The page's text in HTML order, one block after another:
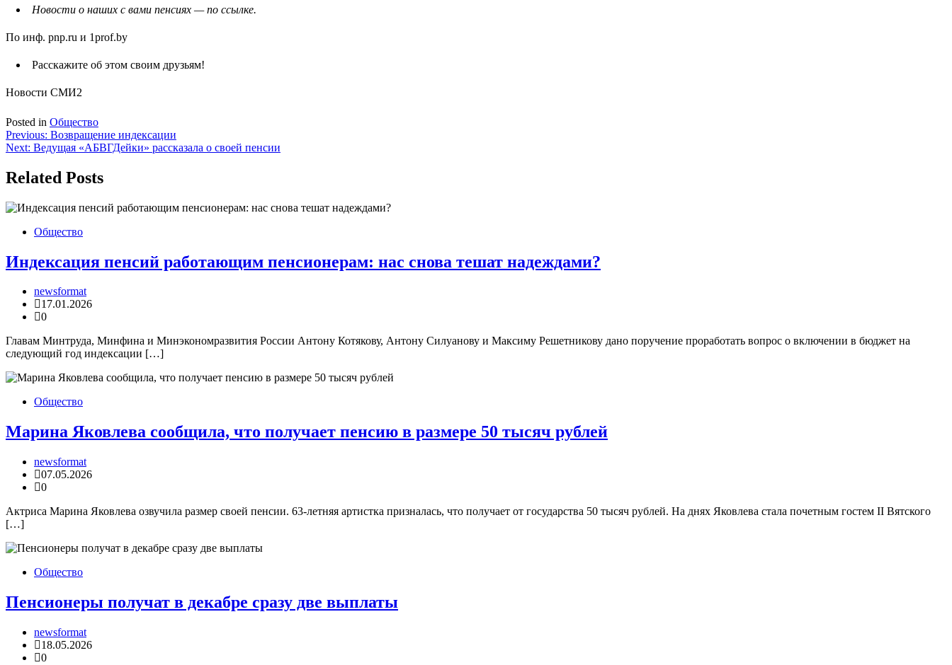
Новости о наших с вами пенсиях — по ссылке.
По инф. pnp.ru и 1prof.by
Расскажите об этом своим друзьям!
Новости СМИ2
Posted in Общество
Навигация
по
записям
Previous: Возвращение индексации
Next: Ведущая «АБВГДейки» рассказала о своей пенсии
Related Posts
Общество
Индексация пенсий работающим пенсионерам: нас снова тешат надеждами?
newsformat
17.01.2026
0
Главам Минтруда, Минфина и Минэкономразвития России Антону Котякову, Антону Силуанову и Максиму Решетникову дано поручение проработать вопрос о включении в бюджет на
следующий год индексации […]
Общество
Марина Яковлева сообщила, что получает пенсию в размере 50 тысяч рублей
newsformat
07.05.2026
0
Актриса Марина Яковлева озвучила размер своей пенсии. 63-летняя артистка призналась, что получает от государства 50 тысяч рублей. На днях Яковлева стала почетным гостем II Вятского
[…]
Общество
Пенсионеры получат в декабре сразу две выплаты
newsformat
18.05.2026
0